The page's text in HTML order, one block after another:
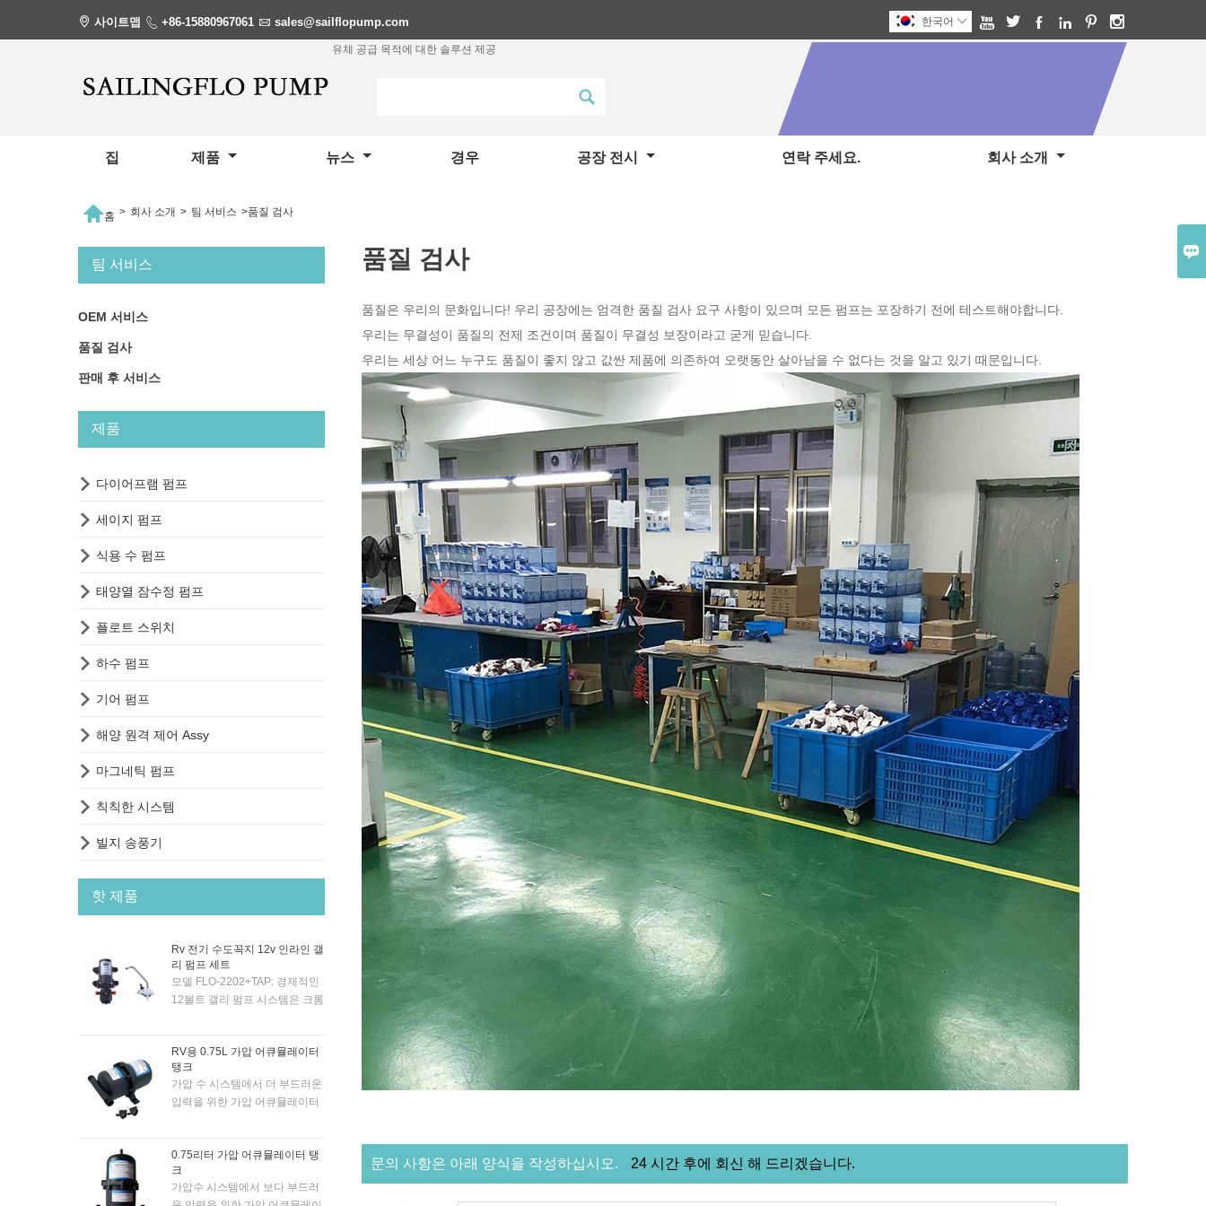

     
한국어 
 사이트맵  +86-15880967061  sales@sailflopump.com
유체 공급 목적에 대한 솔루션 제공
집 제품 뉴스 경우 공장 전시 연락 주세요. 회사 소개
홈 > 회사 소개 > 팀 서비스 >품질 검사
품질 검사
품질은 우리의 문화입니다! 우리 공장에는 엄격한 품질 검사 요구 사항이 있으며 모든 펌프는 포장하기 전에 테스트해야합니다.
우리는 무결성이 품질의 전제 조건이며 품질이 무결성 보장이라고 굳게 믿습니다.
우리는 세상 어느 누구도 품질이 좋지 않고 값싼 제품에 의존하여 오랫동안 살아남을 수 없다는 것을 알고 있기 때문입니다.
문의 사항은 아래 양식을 작성하십시오. 24 시간 후에 회신 해 드리겠습니다.
팀 서비스
OEM 서비스
품질 검사
판매 후 서비스
제품
 다이어프램 펌프
 세이지 펌프
 식용 수 펌프
 태양열 잠수정 펌프
 플로트 스위치
 하수 펌프
 기어 펌프
 해양 원격 제어 Assy
 마그네틱 펌프
 칙칙한 시스템
 빌지 송풍기
핫 제품
Rv 전기 수도꼭지 12v 인라인 갤
리 펌프 세트
모델 FLO-2202+TAP: 경제적인
12볼트 갤리 펌프 시스템은 크롬
지의 토글 스위치로 펌프를 자동
으로 활성화할 수 있습니다. 펌
프는 '자체 프라이밍(SELF-
PRIMING)' 방식이므로 보트/캐
대 1.5m입니다. 5미터 헤드에서
분당 최대 4.3리터를 공급합니
다. 10mm 호스에 적합합니다.
RV용 0.75L 가압 어큐뮬레이터
탱크
가압 수 시스템에서 더 부드러운
압력을 위한 가압 어큐뮬레이터
냅인 포트 내구성 피팅을 사용하
여 신규 및 기존 시스템에 간단
하게 장착할 수 있습니다.
0.75리터 가압 어큐뮬레이터 탱
크
가압수 시스템에서 보다 부드러